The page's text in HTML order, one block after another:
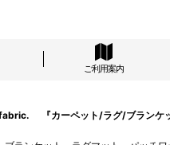
ご利用案内
『カーペット/ラグ/ブランケッ